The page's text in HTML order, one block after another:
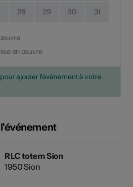
28 29 30 31
œuvre
en œuvre
ajouter l'événement à votre
RLC totem Sion
1950 Sion